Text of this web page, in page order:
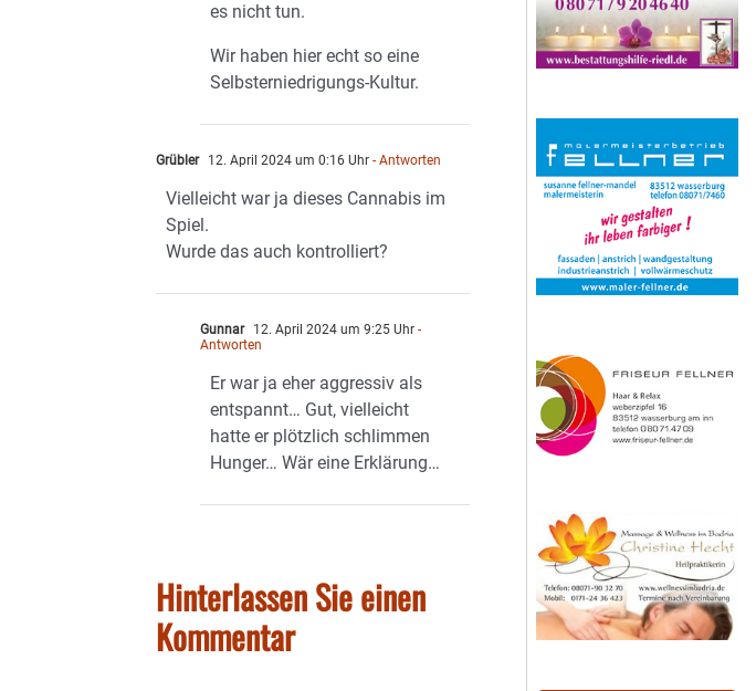
es nicht tun.
Wir haben hier echt so eine
Selbsterniedrigungs-Kultur.
Grübler 12. April 2024 um 0:16 Uhr - Antworten
Vielleicht war ja dieses Cannabis im
Spiel.
Wurde das auch kontrolliert?
Gunnar 12. April 2024 um 9:25 Uhr -
Antworten
Er war ja eher aggressiv als
entspannt… Gut, vielleicht
hatte er plötzlich schlimmen
Hunger… Wär eine Erklärung…
Hinterlassen Sie einen
Kommentar